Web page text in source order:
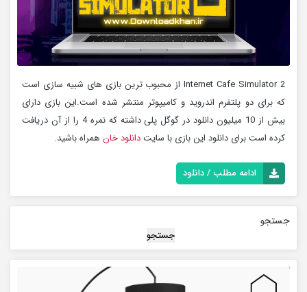
Internet Cafe Simulator 2 از محبوب ترین بازی های شبیه سازی است
که برای دو پلتفرم اندروید و کامیپوتر منتشر شده است.این بازی دارای
بیش از 10 میلیون دانلود در گوگل پلی داشته که نمره 4 را از آن دریافت
کرده است برای دانلود این بازی با سایتدانلود خان همراه باشید.
ادامه مطلب / دانلود
جستجو
جستجو